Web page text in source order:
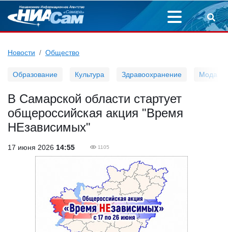
Новости Общество
Образование Культура Здравоохранение Мода
В Самарской области стартует
общероссийская акция "Время
НЕзависимых"
17 июня 2026 14:55 1105